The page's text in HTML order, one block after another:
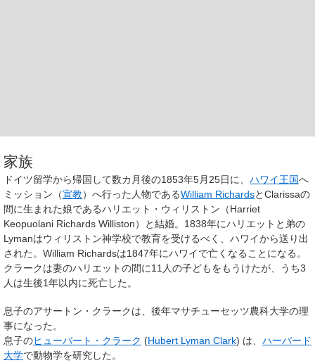
家族
ドイツ留学から帰国して数カ月後の1853年5月25日に、 ハワイ王国へ
ミッション（宣教）へ行った人物であるWilliam RichardsとClarissaの
間に生まれた娘であるハリエット・ウィリストン（Harriet
Keopuolani Richards Williston）と結婚。1838年にハリエットと弟の
Lymanはウィリストン神学校で教育を受けるべく、ハワイから送り出
された。William Richardsは1847年にハワイで亡くなることになる。
クラークは妻のハリエットの間に11人の子どもをもうけたが、うち3
人は生後1年以内に死亡した。
息子のアサートン・クラークは、後年マサチューセッツ農科大学の理
事になった。
息子のヒューバート・クラーク (Hubert Lyman Clark) は、 ハーバード
大学で動物学を研究した。